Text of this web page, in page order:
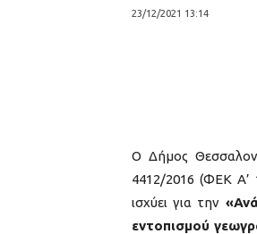
23/12/2021 13:14
Ο Δήμος
4412/2016 (ΦΕΚ Α’
ισχύει για την
εντοπισμού